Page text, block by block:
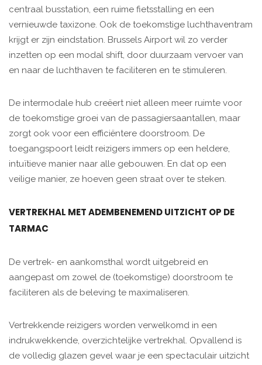
centraal busstation, een ruime fietsstalling en een
vernieuwde taxizone. Ook de toekomstige luchthaventram
krijgt er zijn eindstation. Brussels Airport wil zo verder
inzetten op een modal shift, door duurzaam vervoer van
en naar de luchthaven te faciliteren en te stimuleren.
De intermodale hub creëert niet alleen meer ruimte voor
de toekomstige groei van de passagiersaantallen, maar
zorgt ook voor een efficiëntere doorstroom. De
toegangspoort leidt reizigers immers op een heldere,
intuïtieve manier naar alle gebouwen. En dat op een
veilige manier, ze hoeven geen straat over te steken.
VERTREKHAL MET ADEMBENEMEND UITZICHT OP DE
TARMAC
De vertrek- en aankomsthal wordt uitgebreid en
aangepast om zowel de (toekomstige) doorstroom te
faciliteren als de beleving te maximaliseren.
Vertrekkende reizigers worden verwelkomd in een
indrukwekkende, overzichtelijke vertrekhal. Opvallend is
de volledig glazen gevel waar je een spectaculair uitzicht